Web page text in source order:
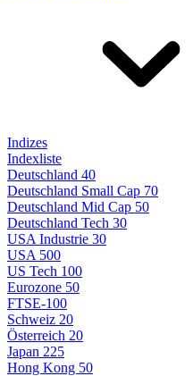
Indizes
Indexliste
Deutschland 40
Deutschland Small Cap 70
Deutschland Mid Cap 50
Deutschland Tech 30
USA Industrie 30
USA 500
US Tech 100
Eurozone 50
FTSE-100
Schweiz 20
Österreich 20
Japan 225
Hong Kong 50